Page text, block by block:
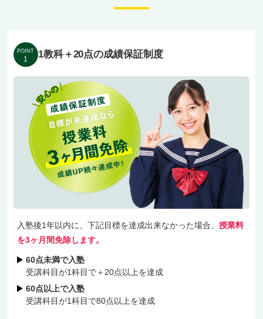
POINT
1 1教科＋20点の成績保証制度
入塾後1年以内に、下記目標を達成出来なかった場合、 授業料
を3ヶ月間免除します。
60点未満で入塾
受講科目が1科目で＋20点以上を達成
60点以上で入塾
受講科目が1科目で80点以上を達成